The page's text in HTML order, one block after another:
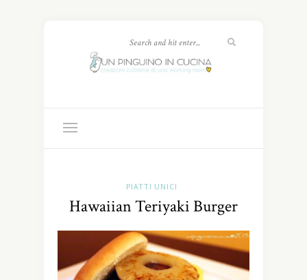
PIATTI UNICI
Hawaiian Teriyaki Burger